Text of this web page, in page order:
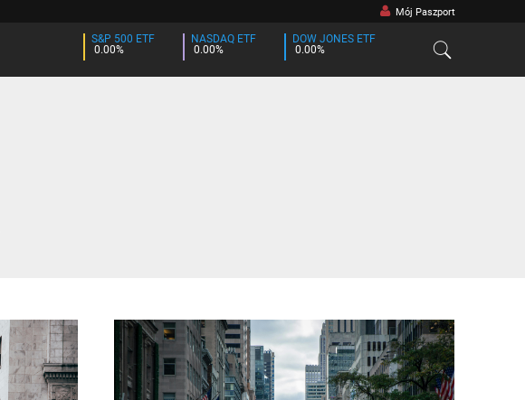
Mój Paszport
S&P 500 ETF
0.00%
NASDAQ ETF
0.00%
DOW JONES ETF
0.00%